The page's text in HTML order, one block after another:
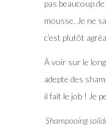
pas beaucoup
mousse. Je ne
c’est plutôt
À voir sur le
adepte des
il fait le job ! Je
Shampooing